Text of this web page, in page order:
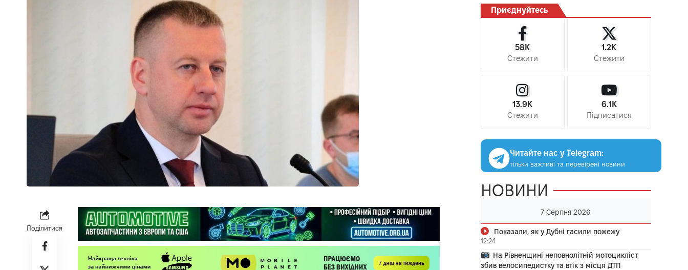
Поділитися
Приєднуйтесь
58K
Стежити
1.2K
Стежити
13.9K
Стежити
6.1K
Підписатися
Читайте нас у Telegram:
тільки важливі та перевірені новини
НОВИНИ
7 Серпня 2026
Показали, як у Дубні гасили пожежу
12:24
На Рівненщині неповнолітній мотоцикліст
збив велосипедистку та втік з місця ДТП